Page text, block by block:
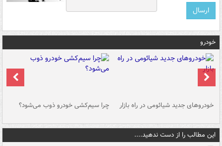
خودرو
خودروهای جدید شیائومی در راه بازار چرا سیم‌کشی خودرو ذوب می‌شود؟
این مطالب را از دست ندهید....